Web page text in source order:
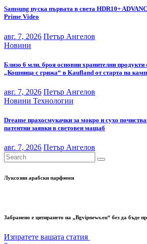
Samsung пуска първата в света HDR10+
Prime Video
авг. 7, 2026 Петър Ангелов
Новини
Близо 6 млн. броя основни хранителни продукти
„Кошница с грижа“ в Kaufland от старта на
авг. 7, 2026 Петър Ангелов
Новини Технологии
Dreame прахосмукачки за мокро и сухо
патентни заявки в световен мащаб
авг. 7, 2026 Петър Ангелов
Луксозни арабски парфюми
Забранено е цитирането на „Bgvipnews.eu“ без да бъде
Изпратете вашата статия